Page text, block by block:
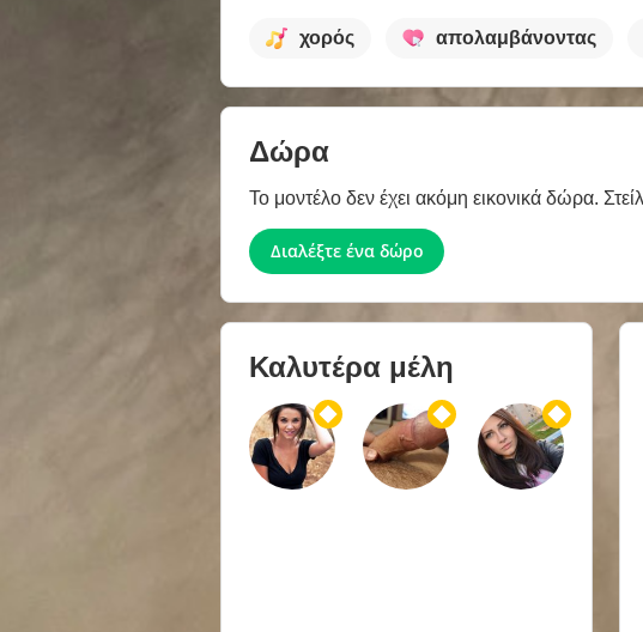
χορός απολαμβάνοντας
Δώρα
Το μοντέλο δεν έχει ακόμη εικονικά δώρα.
Διαλέξτε ένα δώρο
Καλυτέρα μέλη